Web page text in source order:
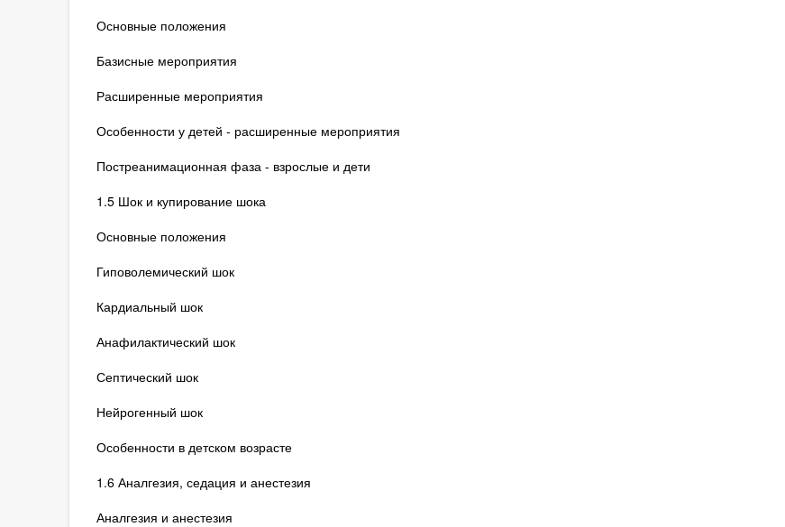
Основные положения
Базисные мероприятия
Расширенные мероприятия
Особенности у детей - расширенные мероприятия
Постреанимационная фаза - взрослые и дети
1.5 Шок и купирование шока
Основные положения
Гиповолемический шок
Кардиальный шок
Анафилактический шок
Септический шок
Нейрогенный шок
Особенности в детском возрасте
1.6 Аналгезия, седация и анестезия
Аналгезия и анестезия